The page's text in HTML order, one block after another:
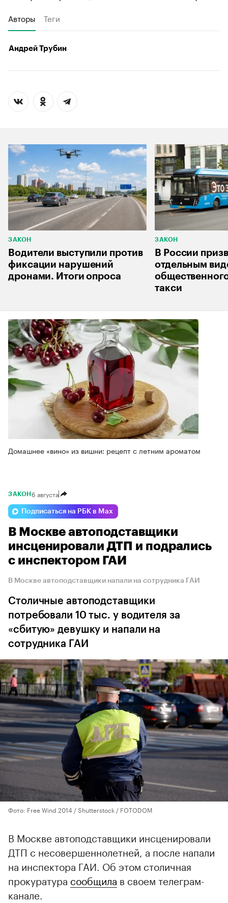
Авторы Теги
Андрей Трубин
ЗАКОН
Водители выступили против
фиксации нарушений
дронами. Итоги опроса
ЗАКОН
В России
отдельным
такси
Домашнее «вино» из вишни: рецепт с летним ароматом
ЗАКОН 6 августа
Подписаться на РБК в Max
В Москве автоподставщики
инсценировали ДТП и подрались
с инспектором ГАИ
В Москве автоподставщики напали на сотрудника ГАИ
Столичные автоподставщики
потребовали 10 тыс. у водителя за
«сбитую» девушку и напали на
сотрудника ГАИ
Фото: Free Wind 2014 / Shutterstock / FOTODOM
В Москве автоподставщики инсценировали
ДТП с несовершеннолетней, а после напали
на инспектора ГАИ. Об этом столичная
прокуратура сообщила в своем телеграм-
канале.